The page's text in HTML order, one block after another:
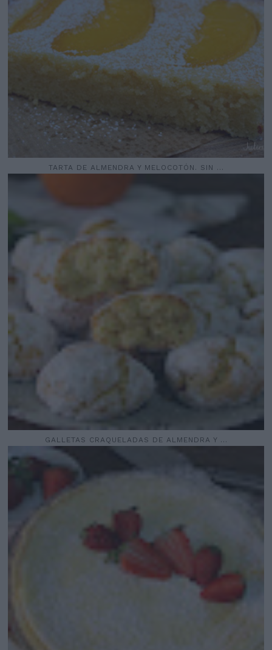
TARTA DE ALMENDRA Y MELOCOTÓN. SIN ...
GALLETAS CRAQUELADAS DE ALMENDRA Y ...